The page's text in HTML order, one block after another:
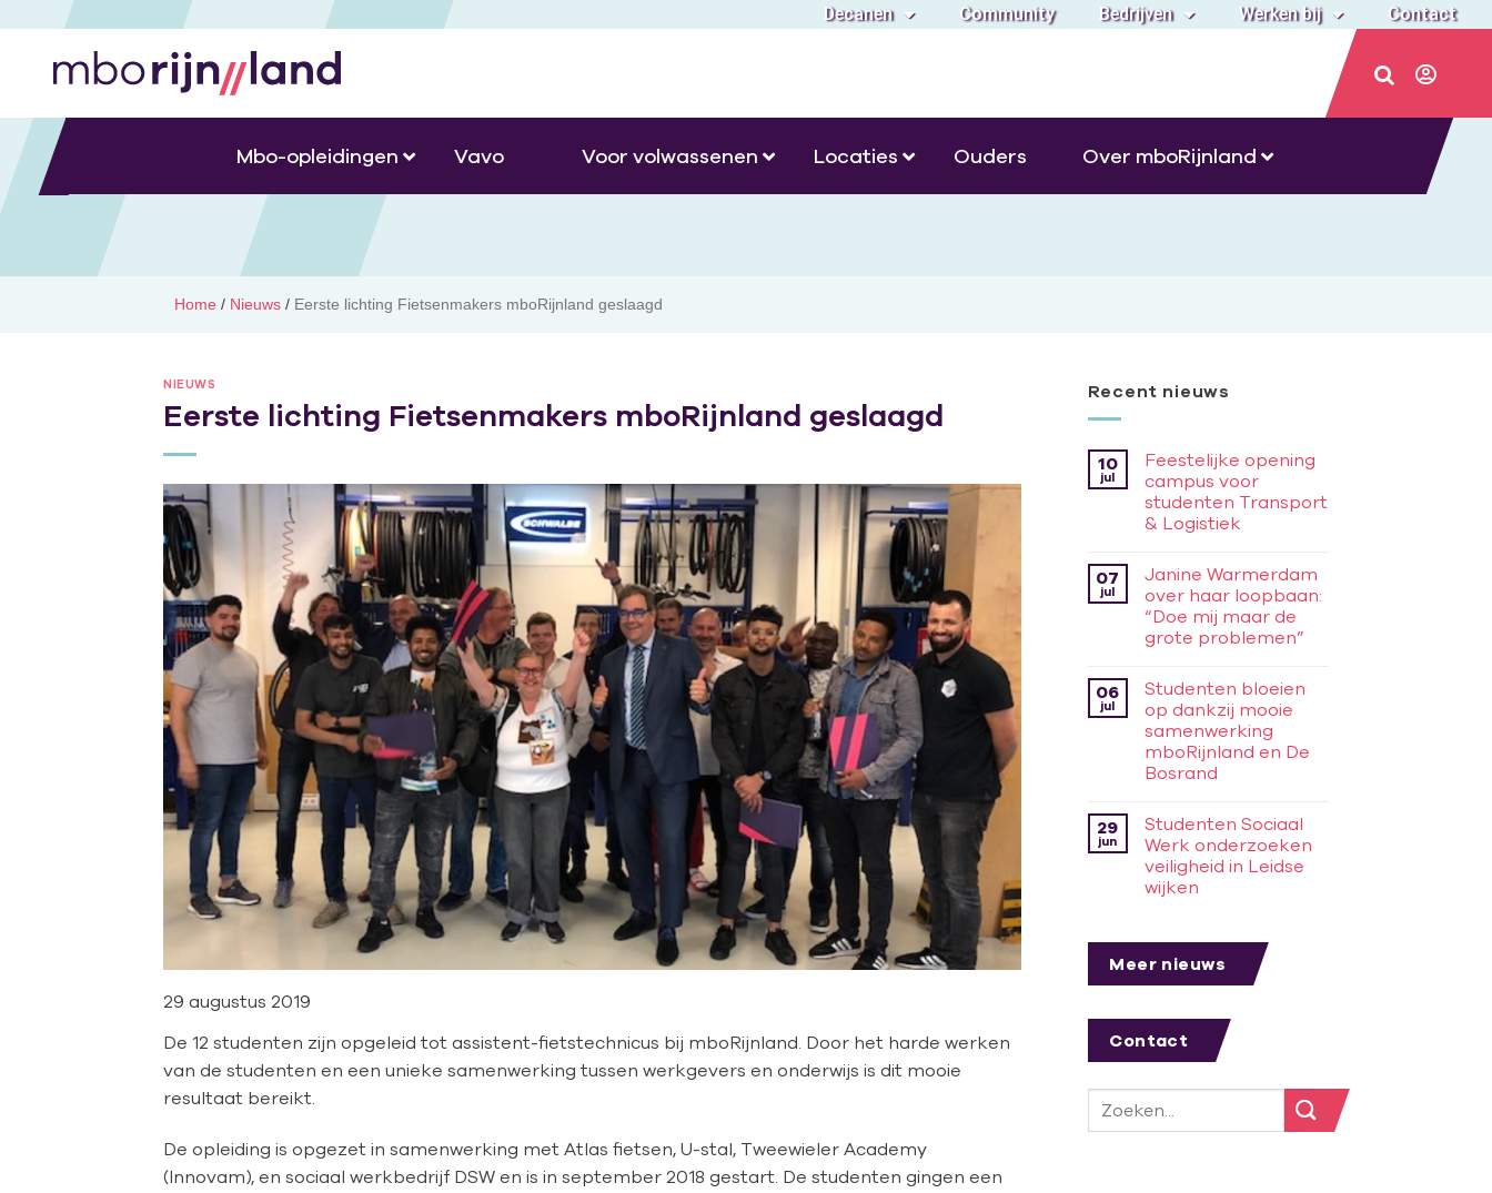
Decanen Community Bedrijven Werken bij Contact
Mbo-opleidingen Vavo Voor volwassenen Locaties Ouders Over mboRijnland
Home / Nieuws / Eerste lichting Fietsenmakers mboRijnland geslaagd
NIEUWS
Eerste lichting Fietsenmakers mboRijnland geslaagd
29 augustus 2019
De 12 studenten zijn opgeleid tot assistent-fietstechnicus bij mboRijnland. Door het harde werken
van de studenten en een unieke samenwerking tussen werkgevers en onderwijs is dit mooie
resultaat bereikt.
De opleiding is opgezet in samenwerking met Atlas fietsen, U-stal, Tweewieler Academy
(Innovam), en sociaal werkbedrijf DSW en is in september 2018 gestart. De studenten gingen een
Recent nieuws
10
jul
Feestelijke opening
campus voor
studenten Transport
& Logistiek
07
jul
Janine Warmerdam
over haar loopbaan:
“Doe mij maar de
grote problemen”
06
jul
Studenten bloeien
op dankzij mooie
samenwerking
mboRijnland en De
Bosrand
29
jun
Studenten Sociaal
Werk onderzoeken
veiligheid in Leidse
wijken
Meer nieuws
Contact